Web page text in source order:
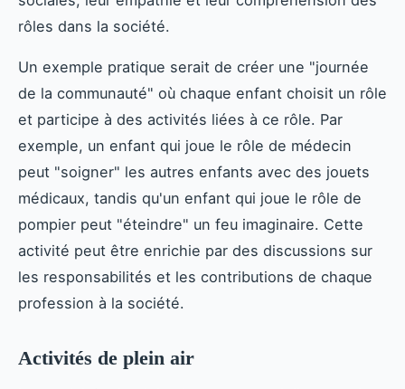
rôles dans la société.
Un exemple pratique serait de créer une "journée
de la communauté" où chaque enfant choisit un rôle
et participe à des activités liées à ce rôle. Par
exemple, un enfant qui joue le rôle de médecin
peut "soigner" les autres enfants avec des jouets
médicaux, tandis qu'un enfant qui joue le rôle de
pompier peut "éteindre" un feu imaginaire. Cette
activité peut être enrichie par des discussions sur
les responsabilités et les contributions de chaque
profession à la société.
Activités de plein air